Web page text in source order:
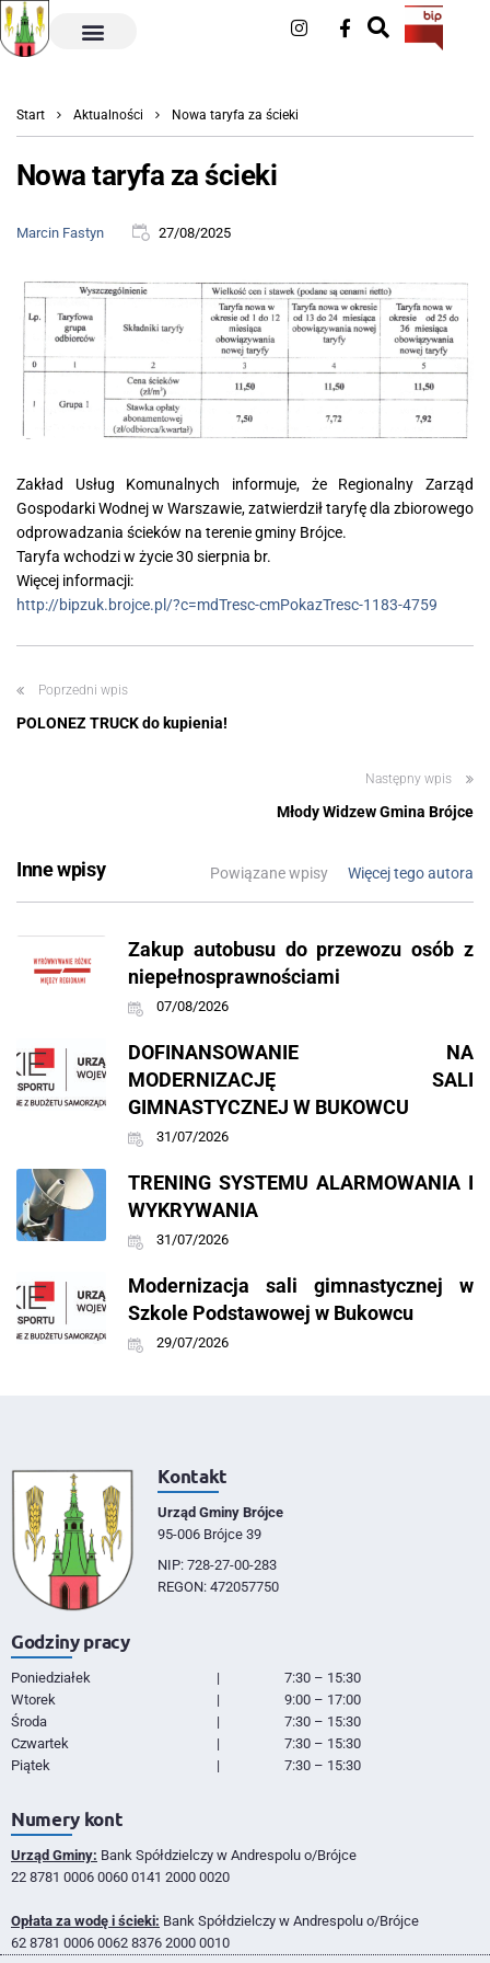
Start Aktualności Nowa taryfa za ścieki
Nowa taryfa za ścieki
Marcin Fastyn 27/08/2025
Zakład Usług Komunalnych informuje, że Regionalny Zarząd
Gospodarki Wodnej w Warszawie, zatwierdził taryfę dla zbiorowego
odprowadzania ścieków na terenie gminy Brójce.
Taryfa wchodzi w życie 30 sierpnia br.
Więcej informacji:
http://bipzuk.brojce.pl/?c=mdTresc-cmPokazTresc-1183-4759
Poprzedni wpis
POLONEZ TRUCK do kupienia!
Następny wpis
Młody Widzew Gmina Brójce
Inne wpisy Powiązane wpisy Więcej tego autora
Zakup autobusu do przewozu osób z
niepełnosprawnościami
07/08/2026
DOFINANSOWANIE NA
MODERNIZACJĘ SALI
GIMNASTYCZNEJ W BUKOWCU
31/07/2026
TRENING SYSTEMU ALARMOWANIA I
WYKRYWANIA
31/07/2026
Modernizacja sali gimnastycznej w
Szkole Podstawowej w Bukowcu
29/07/2026
Kontakt
Urząd Gminy Brójce
95-006 Brójce 39
NIP: 728-27-00-283
REGON: 472057750
Godziny pracy
Poniedziałek |
7:30 – 15:30
Wtorek
|
9:00 – 17:00
Środa
|
7:30 – 15:30
Czwartek
|
7:30 – 15:30
Piątek
| 7:30 – 15:30
Numery kont
Urząd Gminy: Bank Spółdzielczy w Andrespolu o/Brójce
22 8781 0006 0060 0141 2000 0020
Opłata za wodę i ścieki: Bank Spółdzielczy w Andrespolu o/Brójce
62 8781 0006 0062 8376 2000 0010